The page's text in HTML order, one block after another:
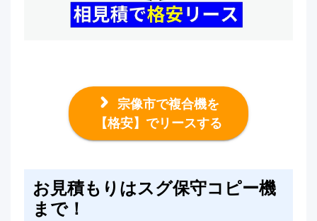
宗像市で複合機を
【格安】でリースする
お見積もりはスグ保守コピー機
まで！